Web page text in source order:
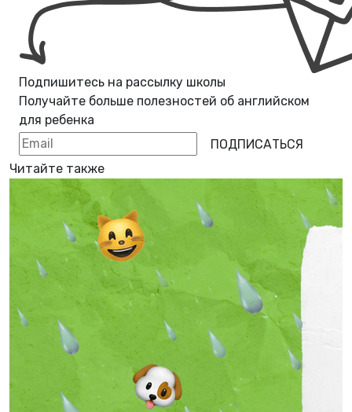
Подпишитесь на рассылку школы
Получайте больше полезностей об английском
для ребенка
ПОДПИСАТЬСЯ
Читайте также